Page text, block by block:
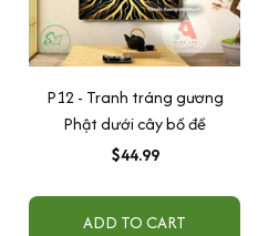
P12 - Tranh tráng gương
Phật dưới cây bồ đề
$44.99
ADD TO CART